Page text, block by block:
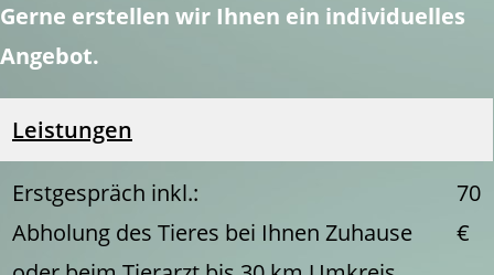
Gerne erstellen wir Ihnen ein individuelles
Angebot.
Leistungen
Erstgespräch inkl.:
Abholung des Tieres bei Ihnen Zuhause
70
€